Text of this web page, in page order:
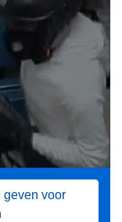
geven voor